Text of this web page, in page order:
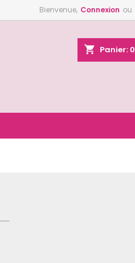
Bienvenue, Connexion ou
shopping_cart Panier: 0